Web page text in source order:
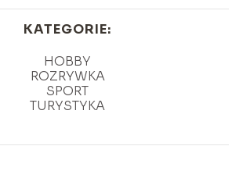
KATEGORIE:
HOBBY
ROZRYWKA
SPORT
TURYSTYKA